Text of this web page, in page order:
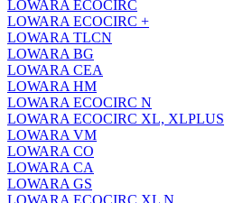
LOWARA ECOCIRC
LOWARA ECOCIRC +
LOWARA TLCN
LOWARA BG
LOWARA CEA
LOWARA HM
LOWARA ECOCIRC N
LOWARA ECOCIRC XL, XLPLUS
LOWARA VM
LOWARA CO
LOWARA CA
LOWARA GS
LOWARA ECOCIRC XL N